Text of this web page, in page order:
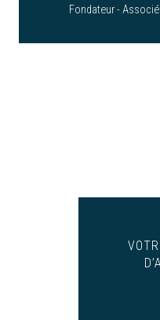
Fondateur -